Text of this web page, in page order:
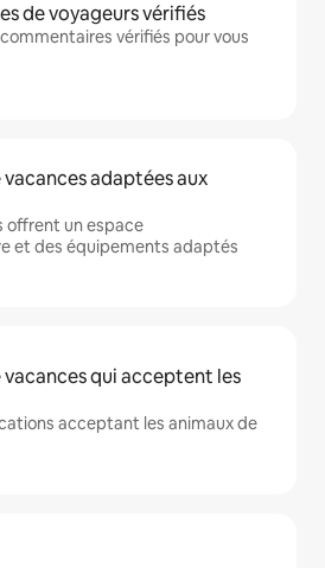
de voyageurs vérifiés
commentaires vérifiés pour vous
adaptées aux
offrent un espace
et des équipements adaptés
qui acceptent les
acceptant les animaux de